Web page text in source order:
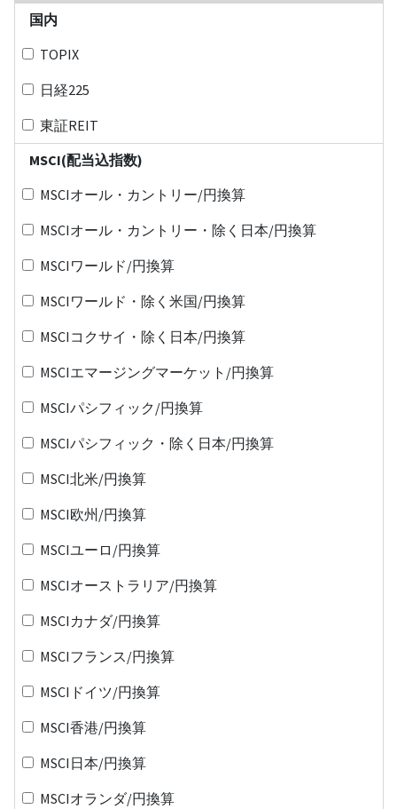
国内
TOPIX
日経225
東証REIT
MSCI(配当込指数)
MSCIオール・カントリー/円換算
MSCIオール・カントリー・除く日本/円換算
MSCIワールド/円換算
MSCIワールド・除く米国/円換算
MSCIコクサイ・除く日本/円換算
MSCIエマージングマーケット/円換算
MSCIパシフィック/円換算
MSCIパシフィック・除く日本/円換算
MSCI北米/円換算
MSCI欧州/円換算
MSCIユーロ/円換算
MSCIオーストラリア/円換算
MSCIカナダ/円換算
MSCIフランス/円換算
MSCIドイツ/円換算
MSCI香港/円換算
MSCI日本/円換算
MSCIオランダ/円換算